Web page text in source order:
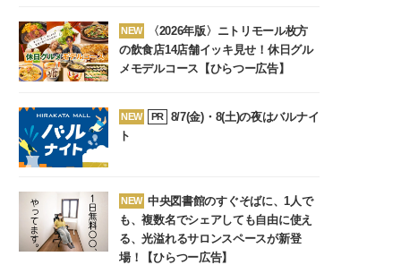
NEW
〈2026年版〉ニトリモール枚方
の飲食店14店舗イッキ見せ！休日グル
メモデルコース【ひらつー広告】
NEW PR
8/7(金)・8(土)の夜はバルナイ
ト
NEW 中央図書館のすぐそばに、1人で
も、複数名でシェアしても自由に使え
る、光溢れるサロンスペースが新登
場！【ひらつー広告】